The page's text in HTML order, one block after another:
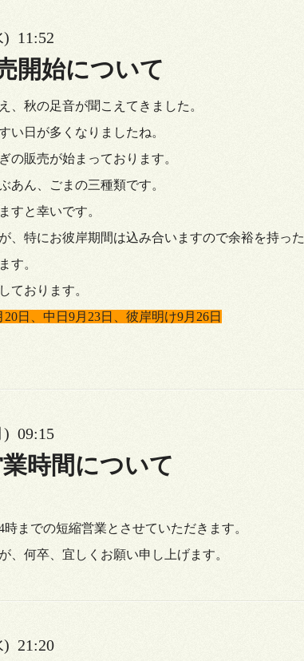
) 11:52
開始について
、秋の足音が聞こえてきました。
い日が多くなりましたね。
の販売が始まっております。
あん、ごまの三種類です。
すと幸いです。
、特にお彼岸期間は込み合いますので余裕を持った
す。
ております。
日、中日9月23日、彼岸明け9月26日
) 09:15
時間について
時までの短縮営業とさせていただきます。
、何卒、宜しくお願い申し上げます。
) 21:20